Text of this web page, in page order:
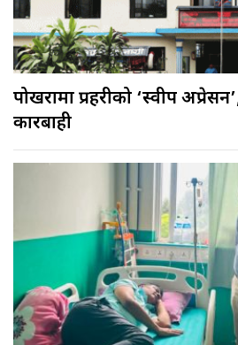
पोखरामा प्रहरीको ‘स्वीप
कारबाही